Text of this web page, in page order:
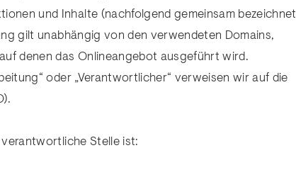
und Inhalte (nachfolgend gemeinsam bezeichnet
gilt unabhängig von den verwendeten Domains,
denen das Onlineangebot ausgeführt wird.
oder „Verantwortlicher“ verweisen wir auf die
Stelle ist: